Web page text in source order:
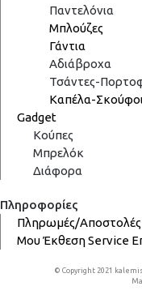
Παντελόνια
Μπλούζες
Γάντια
Αδιάβροχα
Τσάντες-
Καπέλα-Σκούφοι
Gadget
Κούπες
Μπρελόκ
Διάφορα
Πληροφορίες
Πληρωμές/Αποστολές
ΜουΈκθεσηService
© Copyright 2021